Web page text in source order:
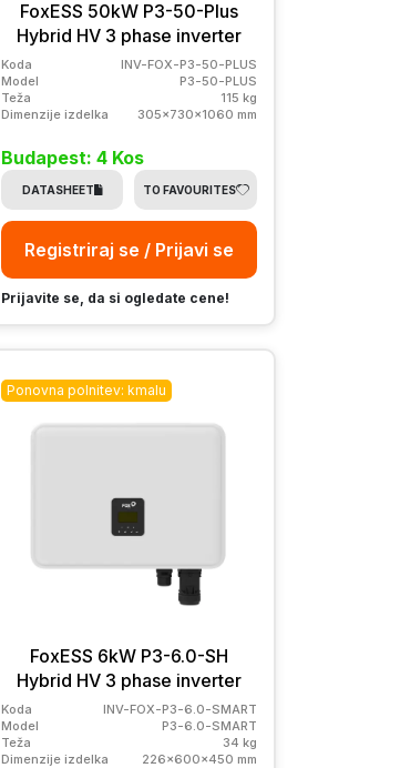
FoxESS 50kW P3-50-Plus
Hybrid HV 3 phase inverter
Koda
INV-FOX-P3-50-PLUS
Model
P3-50-PLUS
Teža
115 kg
Dimenzije izdelka
305x730x1060 mm
Budapest: 4 Kos
DATASHEET TO FAVOURITES
Registriraj se / Prijavi se
Prijavite se, da si ogledate cene!
Ponovna polnitev: kmalu
FoxESS 6kW P3-6.0-SH
Hybrid HV 3 phase inverter
Koda
INV-FOX-P3-6.0-SMART
Model
P3-6.0-SMART
Teža
34 kg
Dimenzije izdelka
226x600x450 mm